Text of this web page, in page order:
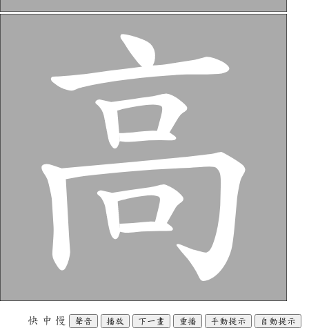
快 中 慢 聲音 播放 下一畫 重播 手動提示 自動提示